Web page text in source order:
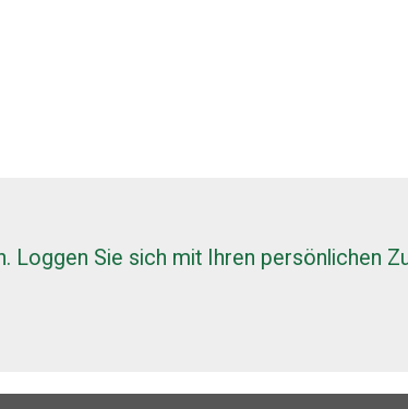
Sie sich mit Ihren persönlichen